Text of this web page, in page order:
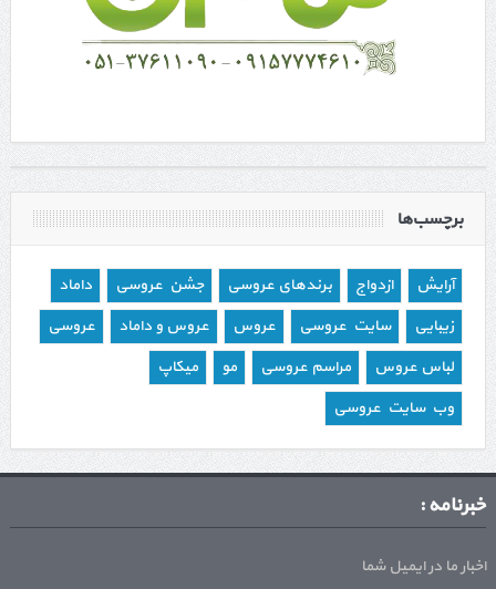
برچسب‌ها
آرایش ازدواج برندهای عروسی جشن عروسی
داماد
زیبایی
سایت عروسی عروس عروس و داماد
عروسی
لباس عروس
مراسم عروسی مو
میکاپ
وب سایت عروسی
خبرنامه :
اخبار ما در ایمیل شما